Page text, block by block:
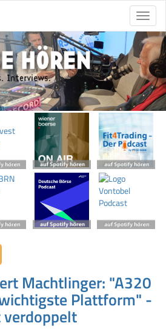
Machtlinger: "A320
Plattform" -